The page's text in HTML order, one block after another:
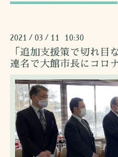
2021 / 03 / 11 10:30
「追加支援策で切れ目
連名で大館市長にコロ